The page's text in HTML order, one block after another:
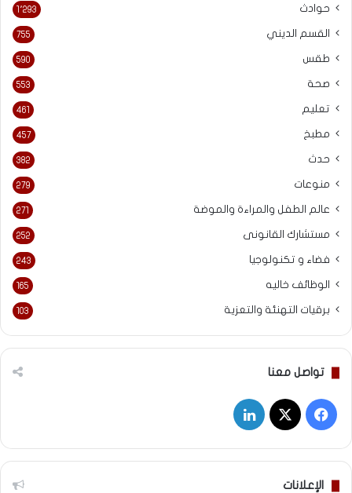
حوادث 1٬293
القسم الديني 755
طقس 590
صحة 553
تعليم 461
مطبخ 457
حدث 382
منوعات 279
عالم الطفل والمراءة والموضة 271
مستشارك القانونى 252
فضاء و تكنولوجيا 243
الوظائف خاليه 165
برقيات التهنئة والتعزية 103
تواصل معنا
فيسبوك
‫X لينكدإن
الإعلانات